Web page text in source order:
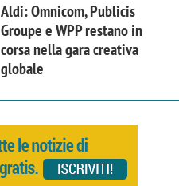
Aldi: Omnicom, Publicis
Groupe e WPP restano in
corsa nella gara creativa
globale